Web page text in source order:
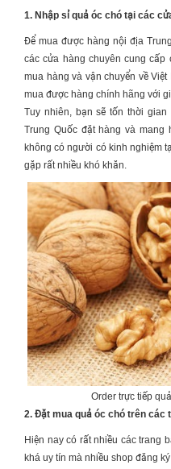
1. Nhập sỉ quả óc chó tại các
Để mua được hàng nội địa
các cửa hàng chuyên cung
mua hàng và vận chuyển về
mua được hàng chính hãng với
Tuy nhiên, bạn sẽ tốn thời
Trung Quốc đặt hàng và mang
không có người có kinh nghiệm
gặp rất nhiều khó khăn.
Order trực tiếp
2. Đặt mua quả óc chó trên các
Hiện nay có rất nhiều các trang
khá uy tín mà nhiều shop đăng